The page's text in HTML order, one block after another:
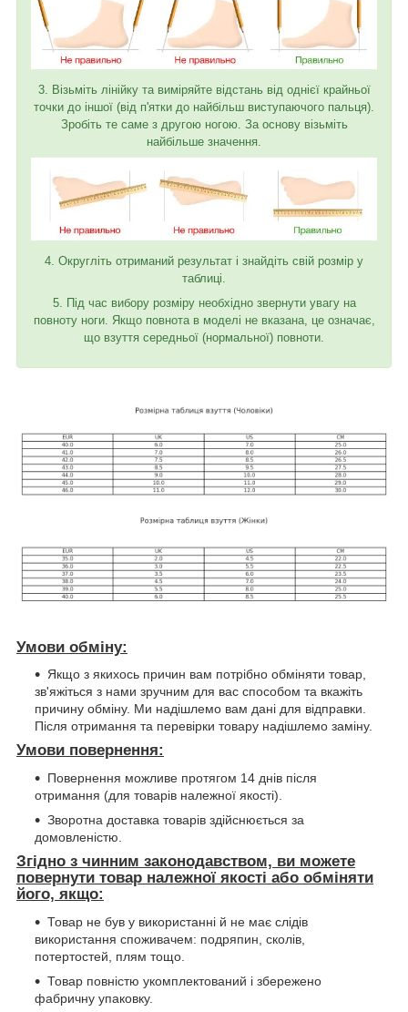
3. Візьміть лінійку та виміряйте відстань від однієї крайньої
точки до іншої (від п'ятки до найбільш виступаючого пальця).
Зробіть те саме з другою ногою. За основу візьміть
найбільше значення.
4. Округліть отриманий результат і знайдіть свій розмір у
таблиці.
5. Під час вибору розміру необхідно звернути увагу на
повноту ноги. Якщо повнота в моделі не вказана, це означає,
що взуття середньої (нормальної) повноти.
Умови обміну:
Якщо з якихось причин вам потрібно обміняти товар,
зв'яжіться з нами зручним для вас способом та вкажіть
причину обміну. Ми надішлемо вам дані для відправки.
Після отримання та перевірки товару надішлемо заміну.
Умови повернення:
Повернення можливе протягом 14 днів після
отримання (для товарів належної якості).
Зворотна доставка товарів здійснюється за
домовленістю.
Згідно з чинним законодавством, ви можете
повернути товар належної якості або обміняти
його, якщо:
Товар не був у використанні й не має слідів
використання споживачем: подряпин, сколів,
потертостей, плям тощо.
Товар повністю укомплектований і збережено
фабричну упаковку.